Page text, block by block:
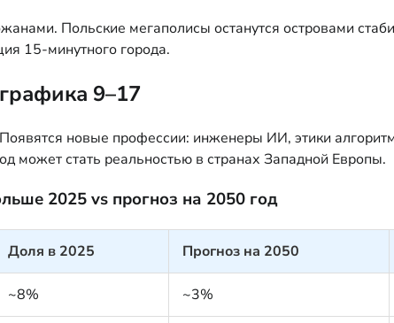
Польские мегаполисы останутся островами
15-минутного города.
9–17
новые профессии: инженеры ИИ, этики
может стать реальностью в странах Западной Европы.
2025 vs прогноз на 2050 год
Доля в 2025 Прогноз на 2050
~8% ~3%